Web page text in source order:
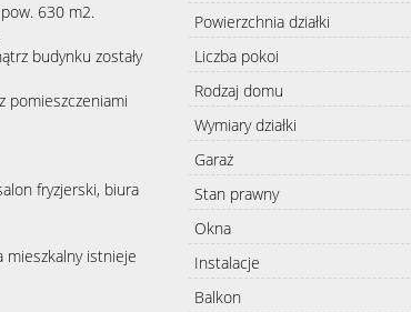
630 m2.
budynku zostały
pomieszczeniami
fryzjerski, biura
mieszkalny istnieje
Powierzchnia działki
Liczba pokoi
Rodzaj domu
Wymiary działki
Garaż
Stan prawny
Okna
Instalacje
Balkon